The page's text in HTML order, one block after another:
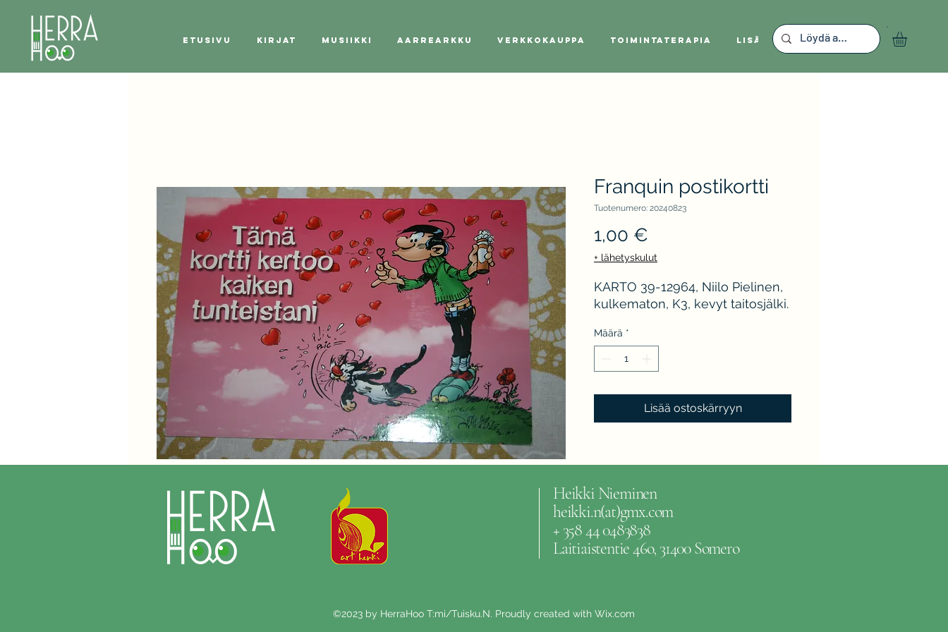
Etusivu Kirjat Musiikki Aarrearkku Verkkokauppa Toimintaterapia Lisää
Franquin postikortti
Tuotenumero: 20240823
1,00 €
+ lähetyskulut
KARTO 39-12964, Niilo Pielinen,
kulkematon, K3, kevyt taitosjälki.
Määrä *
Lisää ostoskärryyn
Heikki Nieminen
heikki.n(at)gmx.com
+ 358 44 0483838
Laitiaistentie 46o, 31400 Somero
©2023 by HerraHoo T:mi/Tuisku.N. Proudly created with Wix.com